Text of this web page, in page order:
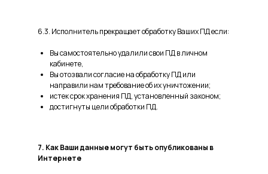
6.3. Исполнитель прекращает обработку Ваших ПД если:
Вы самостоятельно удалили свои ПД в личном
кабинете,
Вы отозвали согласие на обработку ПД или
направили нам требование об их уничтожении;
истек срок хранения ПД, установленный законом;
достигнуты цели обработки ПД.
7. Как Ваши данные могут быть опубликованы в
Интернете